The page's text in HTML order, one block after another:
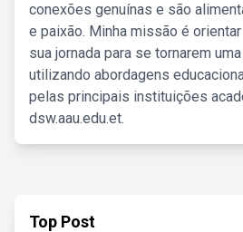
conexões genuínas e são
e paixão. Minha missão é
sua jornada para se tornarem
utilizando abordagens
pelas principais instituições
dsw.aau.edu.et.
Top Post